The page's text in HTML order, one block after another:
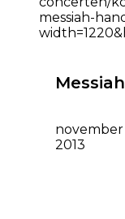
Messiah
november
2013